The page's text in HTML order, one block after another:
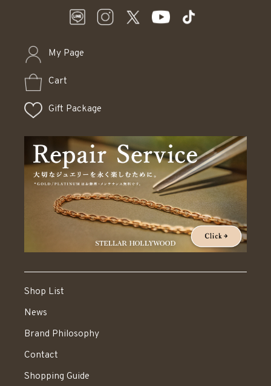
My Page
Cart
Gift Package
Shop List
News
Brand Philosophy
Contact
Shopping Guide